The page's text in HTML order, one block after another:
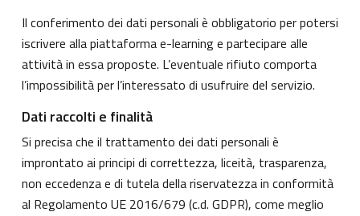
Il conferimento dei dati personali è obbligatorio per potersi
iscrivere alla piattaforma e-learning e partecipare alle
attività in essa proposte. L’eventuale rifiuto comporta
l’impossibilità per l’interessato di usufruire del servizio.
Dati raccolti e finalità
Si precisa che il trattamento dei dati personali è
improntato ai principi di correttezza, liceità, trasparenza,
non eccedenza e di tutela della riservatezza in conformità
al Regolamento UE 2016/679 (c.d. GDPR), come meglio